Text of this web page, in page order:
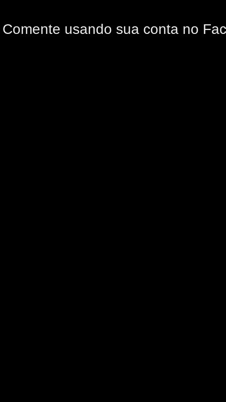
Comente usando sua conta no